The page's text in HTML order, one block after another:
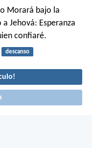
Morará bajo la
a Jehová: Esperanza
confiaré.
descanso